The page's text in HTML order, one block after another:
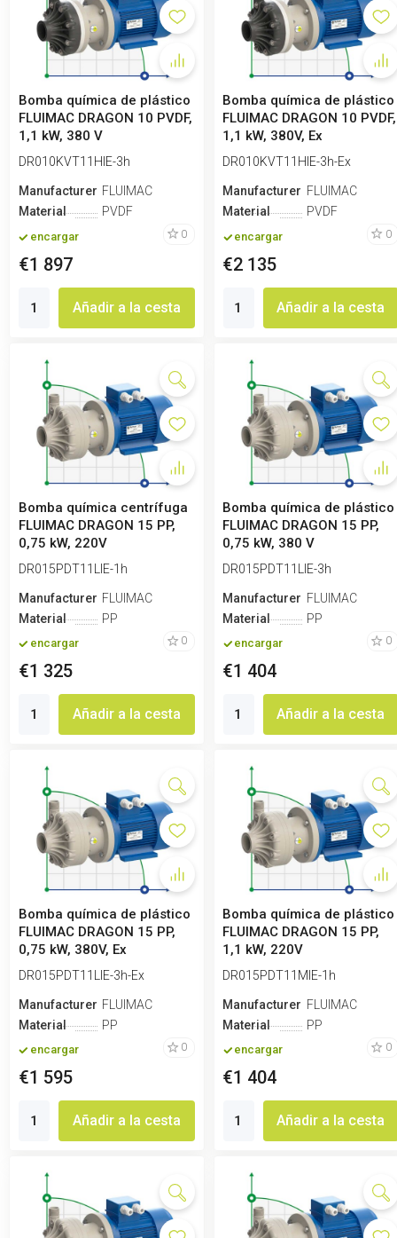
Bomba química de plástico
FLUIMAC DRAGON 10 PVDF,
1,1 kW, 380 V
DR010KVT11HIE-3h
ManufactureroFLUIMAC
Material
PVDF
encargar 0
€1 897
Añadir a la cesta
Bomba química de plástico
FLUIMAC DRAGON 10 PVDF,
1,1 kW, 380V, Ex
DR010KVT11HIE-3h-Ex
ManufactureroFLUIMAC
Material
PVDF
encargar 0
€2 135
Añadir a la cesta
Bomba química centrífuga
FLUIMAC DRAGON 15 PP,
0,75 kW, 220V
DR015PDT11LIE-1h
ManufactureroFLUIMAC
Material
PP
encargar 0
€1 325
Añadir a la cesta
Bomba química de plástico
FLUIMAC DRAGON 15 PP,
0,75 kW, 380 V
DR015PDT11LIE-3h
ManufactureroFLUIMAC
Material
PP
encargar 0
€1 404
Añadir a la cesta
Bomba química de plástico
FLUIMAC DRAGON 15 PP,
0,75 kW, 380V, Ex
DR015PDT11LIE-3h-Ex
ManufactureroFLUIMAC
Material
PP
encargar 0
€1 595
Añadir a la cesta
Bomba química de plástico
FLUIMAC DRAGON 15 PP,
1,1 kW, 220V
DR015PDT11MIE-1h
ManufactureroFLUIMAC
Material
PP
encargar 0
€1 404
Añadir a la cesta